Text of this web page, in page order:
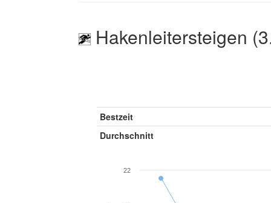
Hakenleitersteigen
Bestzeit
Durchschnitt
22